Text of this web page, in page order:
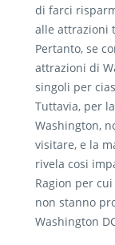
di farci
alle attrazioni
Pertanto, se
attrazioni di
singoli per
Tuttavia, per
Washington,
visitare, e la
rivela cosi
Ragion per
non stanno
Washington